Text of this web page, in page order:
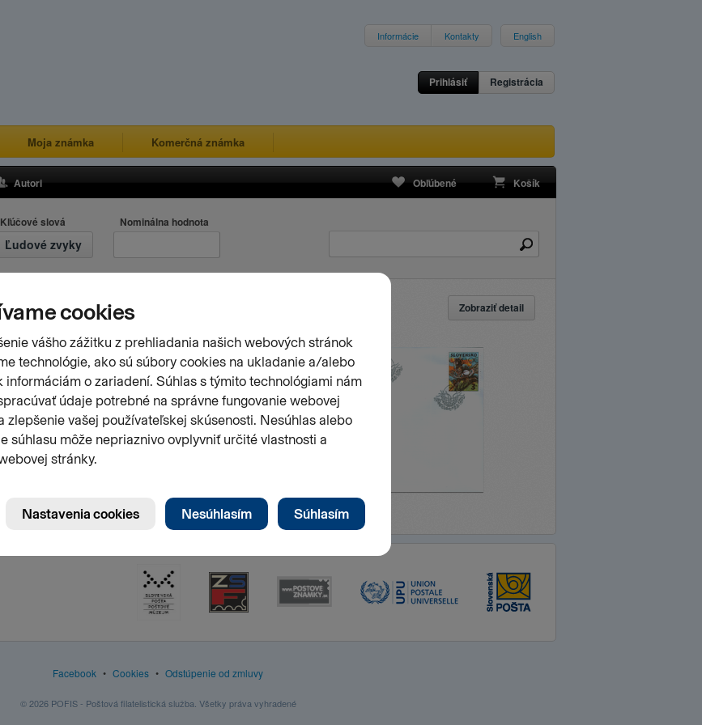
Informácie Kontakty English
Prihlásiť Registrácia
Moja známka Komerčná známka
Autori Obľúbené Košík
Kľúčové slová
Ľudové zvyky
Nominálna hodnota
Zobraziť detail
Facebook • Cookies • Odstúpenie od zmluvy
© 2026 POFIS - Poštová filatelistická služba. Všetky práva vyhradené